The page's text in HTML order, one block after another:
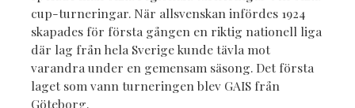
cup-turneringar. När allsvenskan infördes 1924
skapades för första gången en riktig nationell liga
där lag från hela Sverige kunde tävla mot
varandra under en gemensam säsong. Det första
laget som vann turneringen blev GAIS från
Göteborg.